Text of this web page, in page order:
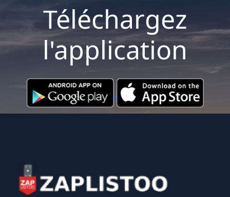
Téléchargez
l'application